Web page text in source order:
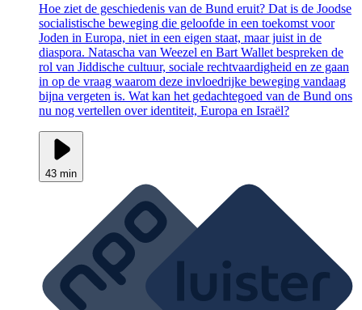
Hoe ziet de geschiedenis van de Bund eruit? Dat is de Joodse
socialistische beweging die geloofde in een toekomst voor
Joden in Europa, niet in een eigen staat, maar juist in de
diaspora. Natascha van Weezel en Bart Wallet bespreken de
rol van Jiddische cultuur, sociale rechtvaardigheid en ze gaan
in op de vraag waarom deze invloedrijke beweging vandaag
bijna vergeten is. Wat kan het gedachtegoed van de Bund ons
nu nog vertellen over identiteit, Europa en Israël?
43 min